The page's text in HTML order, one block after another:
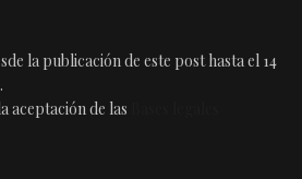
la publicación de este post hasta el 14
aceptación de las